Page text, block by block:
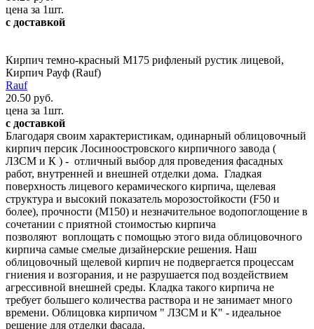
цена за 1шт.
с доставкой
Кирпич темно-красный М175 рифленый рустик лицевой,
Кирпич Рауф (Rauf)
Rauf
20.50 руб.
цена за 1шт.
с доставкой
Благодаря своим характеристикам, одинарный облицовочный
кирпич персик Лосиноостровского кирпичного завода (
ЛЗСМ и К ) - отличный выбор для проведения фасадных
работ, внутренней и внешней отделки дома. Гладкая
поверхность лицевого керамического кирпича, щелевая
структура и высокий показатель морозостойкости (F50 и
более), прочности (М150) и незначительное водопоглощение в
сочетании с приятной стоимостью кирпича
позволяют воплощать c помощью этого вида облицовочного
кирпича самые смелые дизайнерские решения. Наш
облицовочный щелевой кирпич не подвергается процессам
гниения и возгорания, и не разрушается под воздействием
агрессивной внешней среды. Кладка такого кирпича не
требует большего количества раствора и не занимает много
времени. Облицовка кирпичом " ЛЗСМ и К" - идеальное
решение для отделки фасада.